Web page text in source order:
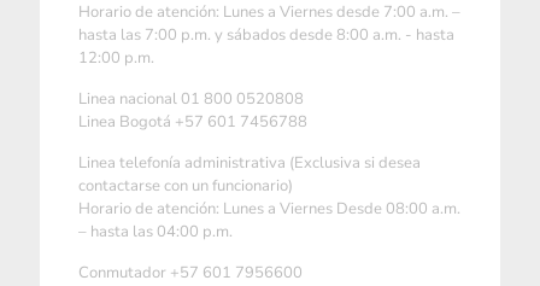
Horario de atención: Lunes a Viernes desde 7:00 a.m. –
hasta las 7:00 p.m. y sábados desde 8:00 a.m. - hasta
12:00 p.m.
Linea nacional 01 800 0520808
Linea Bogotá +57 601 7456788
Linea telefonía administrativa (Exclusiva si desea
contactarse con un funcionario)
Horario de atención: Lunes a Viernes Desde 08:00 a.m.
– hasta las 04:00 p.m.
Conmutador +57 601 7956600